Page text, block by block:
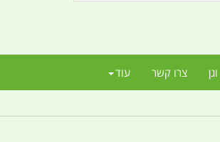
צרו קשר עוד